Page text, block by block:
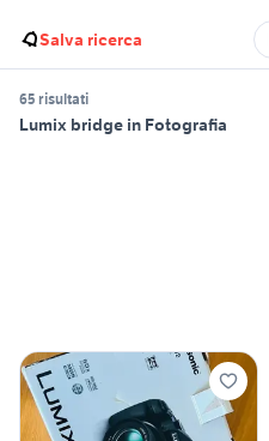
Salva ricerca
65 risultati
Lumix bridge in Fotografia